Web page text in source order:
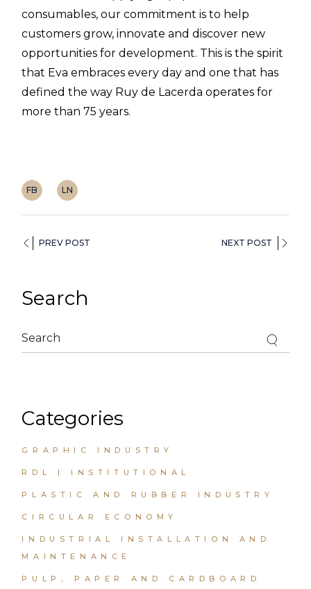
consumables, our commitment is to help
customers grow, innovate and discover new
opportunities for development. This is the spirit
that Eva embraces every day and one that has
defined the way Ruy de Lacerda operates for
more than 75 years.
FB LN
PREV POST NEXT POST
Search
Categories
GRAPHIC INDUSTRY
RDL | INSTITUTIONAL
PLASTIC AND RUBBER INDUSTRY
CIRCULAR ECONOMY
INDUSTRIAL INSTALLATION AND
MAINTENANCE
PULP, PAPER AND CARDBOARD